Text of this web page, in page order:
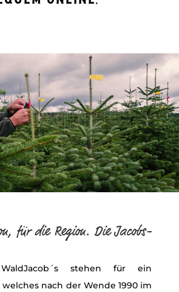
für die Region. Die Jacobs-
stehen für ein
nach der Wende 1990 im